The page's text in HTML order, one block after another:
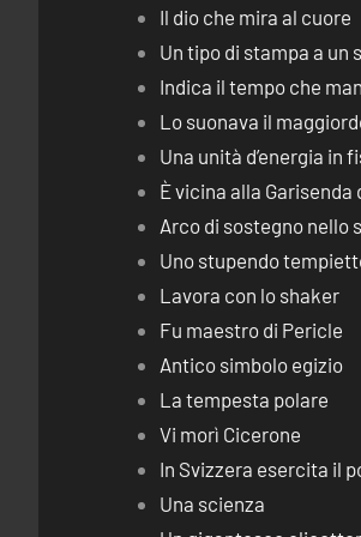
Il dio che mira al cuore
Un tipo di stampa a un
Indica il tempo che
Lo suonava il
Una unità d’energia in
È vicina alla Garisenda
Arco di sostegno nello
Uno stupendo
Lavora con lo shaker
Fu maestro di Pericle
Antico simbolo egizio
La tempesta polare
Vi morì Cicerone
In Svizzera esercita il
Una scienza